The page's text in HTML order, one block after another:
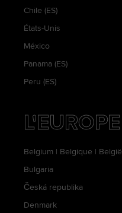
Chile (ES)
États-Unis
México
Panama (ES)
Peru (ES)
L'EUROPE
Belgium | Belgique | België
Bulgaria
Česká republika
Denmark